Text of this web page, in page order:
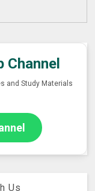
Channel
and Study Materials
Us